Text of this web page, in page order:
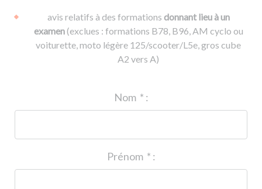
avis relatifs à des formations donnant lieu à un
examen(exclues : formations B78, B96, AM cyclo ou
voiturette, moto légère 125/scooter/L5e, gros cube
A2 vers A)
* :
* :